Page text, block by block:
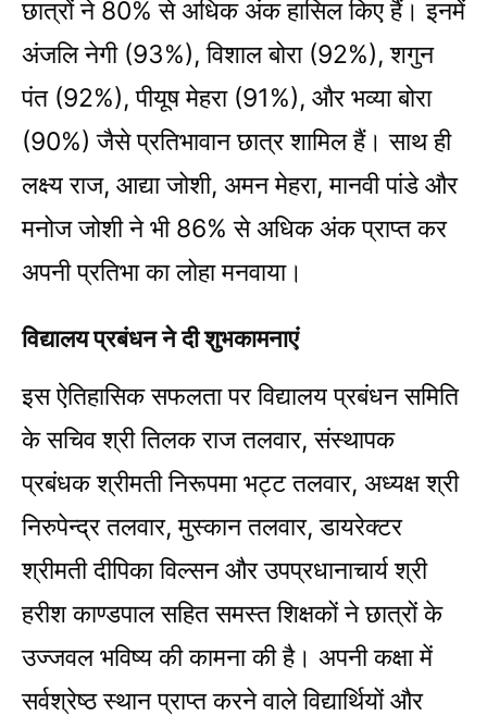
छात्रों ने 80% से अधिक अंक हासिल किए हैं। इनमें
अंजलि नेगी (93%), विशाल बोरा (92%), शगुन
पंत (92%), पीयूष मेहरा (91%), और भव्या बोरा
(90%) जैसे प्रतिभावान छात्र शामिल हैं। साथ ही
लक्ष्य राज, आद्या जोशी, अमन मेहरा, मानवी पांडे और
मनोज जोशी ने भी 86% से अधिक अंक प्राप्त कर
अपनी प्रतिभा का लोहा मनवाया।
विद्यालय प्रबंधन ने दी शुभकामनाएं
इस ऐतिहासिक सफलता पर विद्यालय प्रबंधन समिति
के सचिव श्री तिलक राज तलवार, संस्थापक
प्रबंधक श्रीमती निरूपमा भट्ट तलवार, अध्यक्ष श्री
निरुपेन्द्र तलवार, मुस्कान तलवार, डायरेक्टर
श्रीमती दीपिका विल्सन और उपप्रधानाचार्य श्री
हरीश काण्डपाल सहित समस्त शिक्षकों ने छात्रों के
उज्जवल भविष्य की कामना की है। अपनी कक्षा में
सर्वश्रेष्ठ स्थान प्राप्त करने वाले विद्यार्थियों और